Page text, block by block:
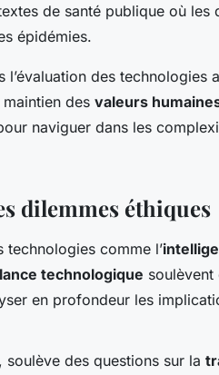
de santé publique où les
épidémies.
l’évaluation des technologies
des valeurs
naviguer dans les
dilemmes éthiques
technologies comme l’
technologique soulèvent
en profondeur les
soulève des questions sur la